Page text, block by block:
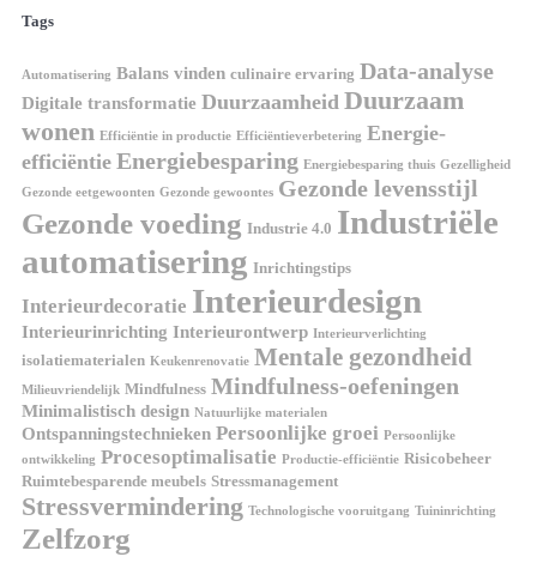
Tags
Automatisering Balans vinden culinaire ervaring Data-analyse
Digitale transformatie Duurzaamheid Duurzaam
wonen Efficiëntie in productie Efficiëntieverbetering Energie-
efficiëntie Energiebesparing Energiebesparing thuis Gezelligheid
Gezonde eetgewoonten Gezonde gewoontes Gezonde levensstijl
Gezonde voeding Industrie 4.0 Industriële
automatisering Inrichtingstips
Interieurdecoratie Interieurdesign
Interieurinrichting Interieurontwerp Interieurverlichting
isolatiematerialen Keukenrenovatie Mentale gezondheid
Milieuvriendelijk Mindfulness Mindfulness-oefeningen
Minimalistisch design Natuurlijke materialen
Ontspanningstechnieken Persoonlijke groei Persoonlijke
ontwikkeling Procesoptimalisatie Productie-efficiëntie Risicobeheer
Ruimtebesparende meubels Stressmanagement
Stressvermindering Technologische vooruitgang Tuininrichting
Zelfzorg